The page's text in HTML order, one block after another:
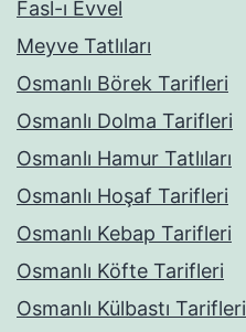
Fasl-ı Evvel
Meyve Tatlıları
Osmanlı Börek Tarifleri
Osmanlı Dolma Tarifleri
Osmanlı Hamur Tatlıları
Osmanlı Hoşaf Tarifleri
Osmanlı Kebap Tarifleri
Osmanlı Köfte Tarifleri
Osmanlı Külbastı Tarifleri